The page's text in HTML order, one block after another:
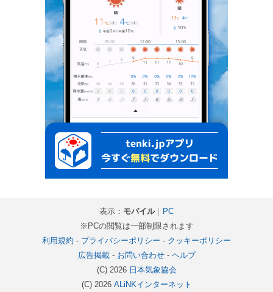
表示： モバイル｜
PC
※PCの閲覧は一部制限されます
利用規約 - プライバシーポリシー - クッキーポリシー
広告掲載- お問い合わせ- ヘルプ
(C) 2026 日本気象協会
(C) 2026 ALiNKインターネット